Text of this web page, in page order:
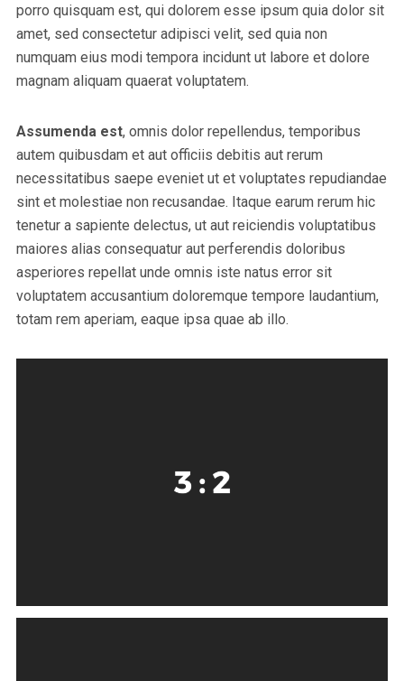
porro quisquam est, qui dolorem esse ipsum quia dolor sit
amet, sed consectetur adipisci velit, sed quia non
numquam eius modi tempora incidunt ut labore et dolore
magnam aliquam quaerat voluptatem.
Assumenda est, omnis dolor repellendus, temporibus
autem quibusdam et aut officiis debitis aut rerum
necessitatibus saepe eveniet ut et voluptates repudiandae
sint et molestiae non recusandae. Itaque earum rerum hic
tenetur a sapiente delectus, ut aut reiciendis voluptatibus
maiores alias consequatur aut perferendis doloribus
asperiores repellat unde omnis iste natus error sit
voluptatem accusantium doloremque tempore laudantium,
totam rem aperiam, eaque ipsa quae ab illo.